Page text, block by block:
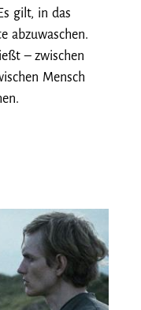
gilt, in das
abzuwaschen.
– zwischen
Mensch